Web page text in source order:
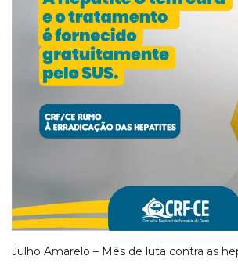
Julho Amarelo – Mês de luta contra as